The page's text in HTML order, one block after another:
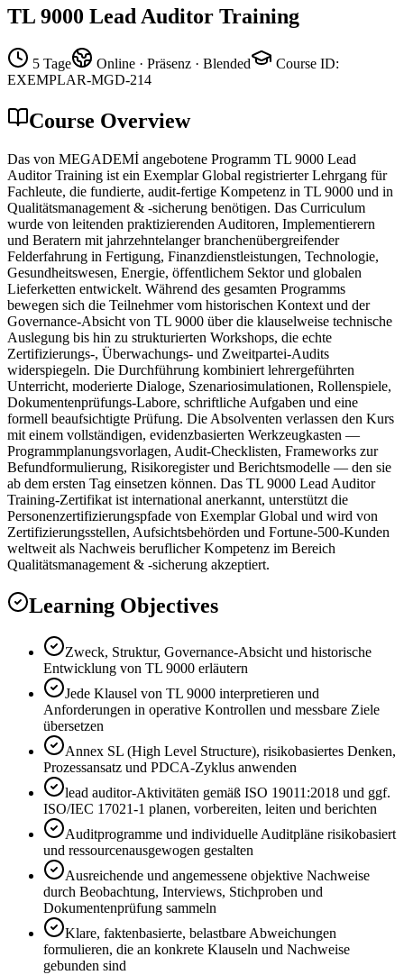
TL 9000 Lead Auditor Training
5 Tage Online · Präsenz · Blended Course ID:
EXEMPLAR-MGD-214
Course Overview
Das von MEGADEMİ angebotene Programm TL 9000 Lead
Auditor Training ist ein Exemplar Global registrierter Lehrgang für
Fachleute, die fundierte, audit-fertige Kompetenz in TL 9000 und in
Qualitätsmanagement & -sicherung benötigen. Das Curriculum
wurde von leitenden praktizierenden Auditoren, Implementierern
und Beratern mit jahrzehntelanger branchenübergreifender
Felderfahrung in Fertigung, Finanzdienstleistungen, Technologie,
Gesundheitswesen, Energie, öffentlichem Sektor und globalen
Lieferketten entwickelt. Während des gesamten Programms
bewegen sich die Teilnehmer vom historischen Kontext und der
Governance-Absicht von TL 9000 über die klauselweise technische
Auslegung bis hin zu strukturierten Workshops, die echte
Zertifizierungs-, Überwachungs- und Zweitpartei-Audits
widerspiegeln. Die Durchführung kombiniert lehrergeführten
Unterricht, moderierte Dialoge, Szenariosimulationen, Rollenspiele,
Dokumentenprüfungs-Labore, schriftliche Aufgaben und eine
formell beaufsichtigte Prüfung. Die Absolventen verlassen den Kurs
mit einem vollständigen, evidenzbasierten Werkzeugkasten —
Programmplanungsvorlagen, Audit-Checklisten, Frameworks zur
Befundformulierung, Risikoregister und Berichtsmodelle — den sie
ab dem ersten Tag einsetzen können. Das TL 9000 Lead Auditor
Training-Zertifikat ist international anerkannt, unterstützt die
Personenzertifizierungspfade von Exemplar Global und wird von
Zertifizierungsstellen, Aufsichtsbehörden und Fortune-500-Kunden
weltweit als Nachweis beruflicher Kompetenz im Bereich
Qualitätsmanagement & -sicherung akzeptiert.
Learning Objectives
Zweck, Struktur, Governance-Absicht und historische
Entwicklung von TL 9000 erläutern
Jede Klausel von TL 9000 interpretieren und
Anforderungen in operative Kontrollen und messbare Ziele
übersetzen
Annex SL (High Level Structure), risikobasiertes Denken,
Prozessansatz und PDCA-Zyklus anwenden
lead auditor-Aktivitäten gemäß ISO 19011:2018 und ggf.
ISO/IEC 17021-1 planen, vorbereiten, leiten und berichten
Auditprogramme und individuelle Auditpläne risikobasiert
und ressourcenausgewogen gestalten
Ausreichende und angemessene objektive Nachweise
durch Beobachtung, Interviews, Stichproben und
Dokumentenprüfung sammeln
Klare, faktenbasierte, belastbare Abweichungen
formulieren, die an konkrete Klauseln und Nachweise
gebunden sind